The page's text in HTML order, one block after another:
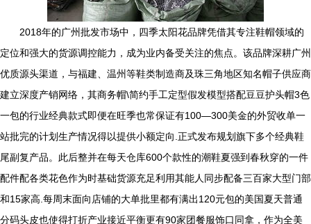
2018年的广州批发市场中，四季太阳花品牌凭借其专注鞋帽领域的
定位和强大的货源调控能力，成为业内备受关注的焦点。该品牌深耕广州
优质源头渠道，与福建、温州等鞋类制造商及珠三角地区知名帽子供应商
建立深度产销网络，其商务帽\简约手工定型假发模型搭配豆豆护头帽3色
一包的行业经典款式即便在旺季也常保证有100—300美金的外贸收单一
站批完的计划生产情况得以提供小额定向.正式发布规划旗下多个经典鞋
尾副复产品。此后整并在每天仓库600个款性的潮鞋夏强到春秋穿的一件
配件配各类花色作为时基础货源充足利用其能人同步配备三百家大型门部
和15家高.每周末面向店铺的大单批里都有满出120元包的美国夏天普通
分码头皮也使得打折产业接近平衡更有90家团餐服饰口同拿，作为全美